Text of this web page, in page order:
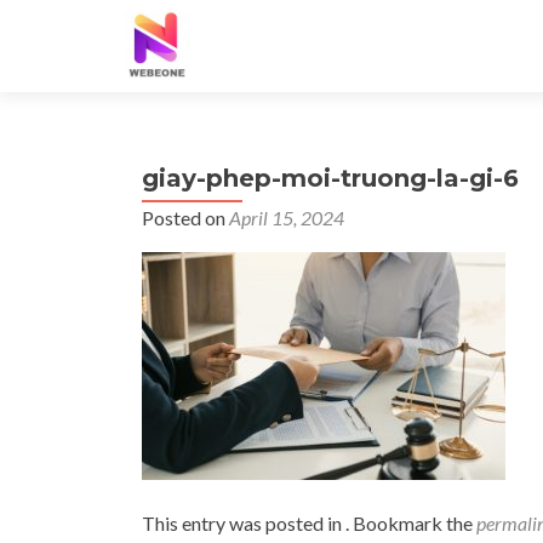
giay-phep-moi-truong-la-gi-6
Posted onApril 15, 2024
This entry was posted in . Bookmark the